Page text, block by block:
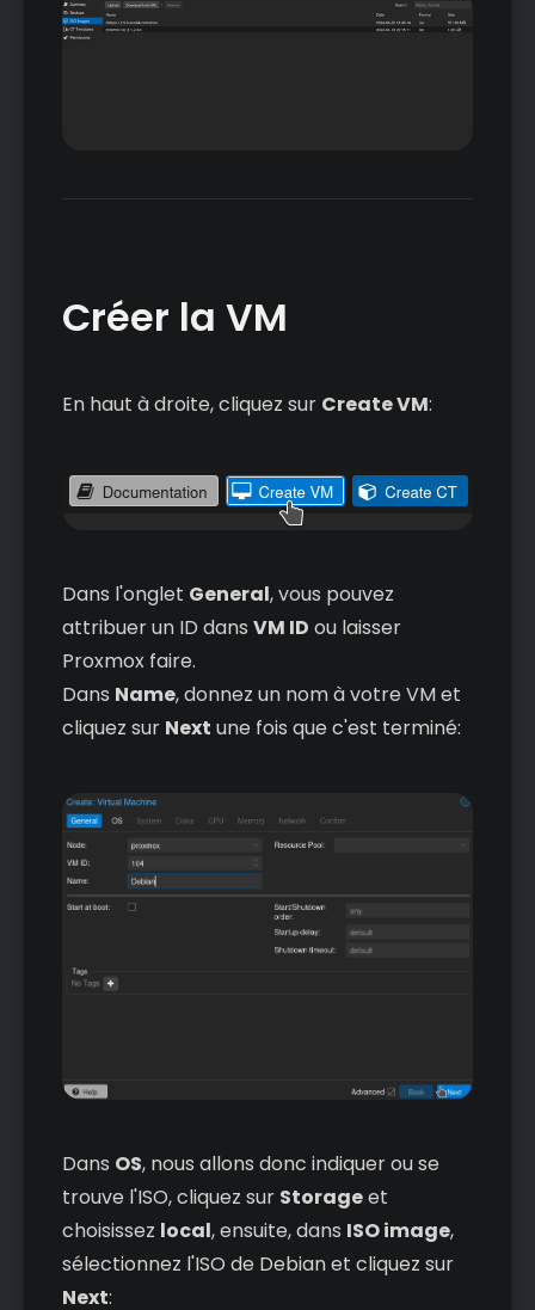
Créer la VM
En haut à droite, cliquez sur Create VM:
Dans l'onglet General, vous pouvez
attribuer un ID dans VM ID ou laisser
Proxmox faire.
Dans Name, donnez un nom à votre VM et
cliquez sur Next une fois que c'est terminé:
Dans OS, nous allons donc indiquer ou se
trouve l'ISO, cliquez sur Storageet
choisissez local, ensuite, dans ISO image,
sélectionnez l'ISO de Debian et cliquez sur
Next: